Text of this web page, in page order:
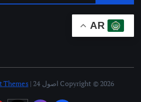
AR
Copyright © 2026 اصول 24 | Powered by Themes